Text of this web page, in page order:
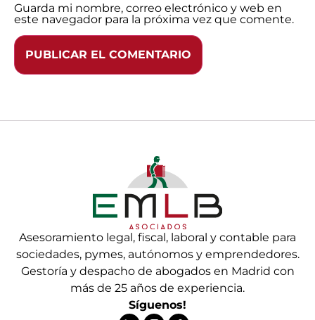
Guarda mi nombre, correo electrónico y web en
este navegador para la próxima vez que comente.
Asesoramiento legal, fiscal, laboral y contable para
sociedades, pymes, autónomos y emprendedores.
Gestoría y despacho de abogados en Madrid con
más de 25 años de experiencia.
Síguenos!